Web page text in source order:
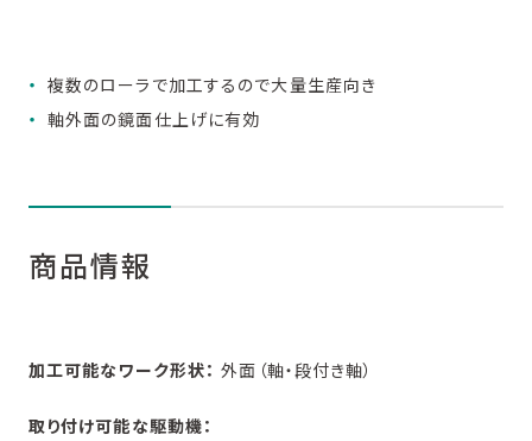
複数のローラで加工するので大量生産向き
軸外面の鏡面仕上げに有効
商品情報
加工可能なワーク形状： 外面（軸・段付き軸）
取り付け可能な駆動機：